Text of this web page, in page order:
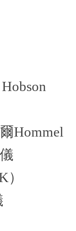
Hommel